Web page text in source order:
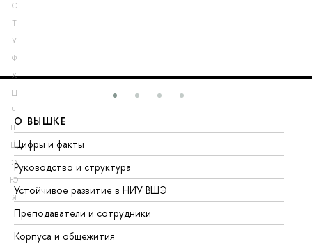
С
Т
У
Ф
Х
Ц
Ч
Ш
Щ
Э
Ю
Я
О ВЫШКЕ
Цифры и факты
Руководство и структура
Устойчивое развитие в НИУ ВШЭ
Преподаватели и сотрудники
Корпуса и общежития